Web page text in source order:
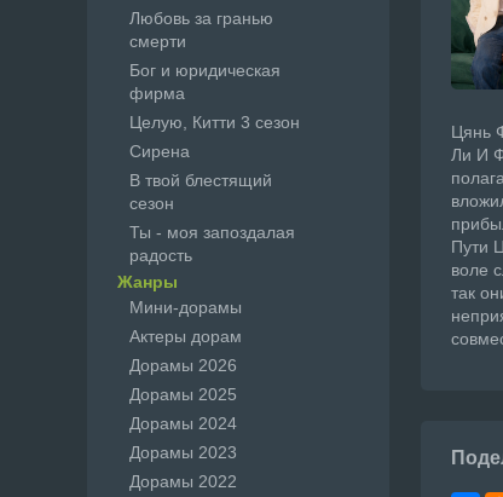
Цянь
Ли И
Пути
воле
так
Любовь за гранью
смерти
Бог и юридическая
фирма
Целую, Китти 3 сезон
Сирена
В твой блестящий
сезон
Ты - моя запоздалая
радость
Жанры
Мини-дорамы
Актеры дорам
Дорамы 2026
Дорамы 2025
Дорамы 2024
Дорамы 2023
Дорамы 2022